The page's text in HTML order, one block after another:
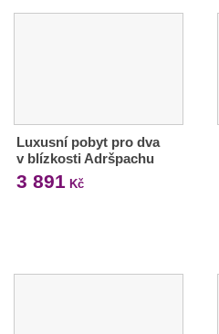
Luxusní pobyt pro dva
v blízkosti Adršpachu
3 891 Kč